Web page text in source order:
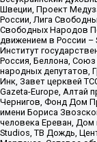
Швеции, Проект
России, Лига
Свободных Народов
движением в России –
Институт
Россия, Беллона,
народных депутатов,
Инк, Завет церквей
Gazeta-Europe, Алтай
Чернигов, Фонд Дом
имени Бориса
человека Ереван, Дом
Studios, ТВ Дождь,